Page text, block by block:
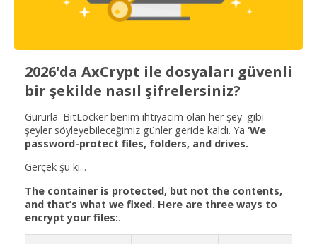
2026'da AxCrypt ile dosyaları güvenli
bir şekilde nasıl şifrelersiniz?
Gururla 'BitLocker benim ihtiyacım olan her şey' gibi
şeyler söyleyebileceğimiz günler geride kaldı. Ya ‘We
password-protect files, folders, and drives.
Gerçek şu ki...
The container is protected, but not the contents,
and that’s what we fixed. Here are three ways to
encrypt your files:.